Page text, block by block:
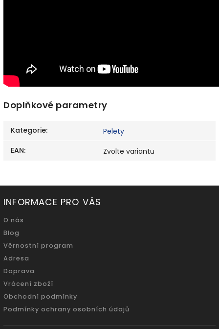
Doplňkové parametry
Kategorie:
Pelety
EAN: Zvolte variantu
INFORMACE PRO VÁS
O nás
Blog
Věrnostní program
Adresa
Doprava
Vrácení zboží
Obchodní podmínky
Podmínky ochrany osobních údajů